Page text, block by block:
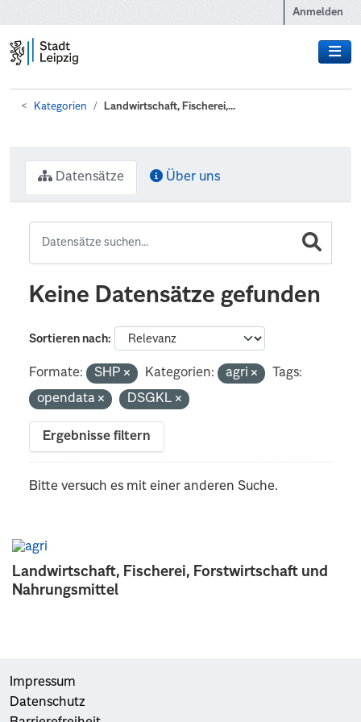
Anmelden
Kategorien Landwirtschaft, Fischerei,...
Landwirtschaft, Fischerei, Forstwirtschaft und
Nahrungsmittel
Datensätze Über uns
Keine Datensätze gefunden
Sortieren nach
Formate: SHP Kategorien: agri
Tags:
opendata
DSGKL
Ergebnisse filtern
Bitte versuch es mit einer anderen Suche.
Impressum
Datenschutz